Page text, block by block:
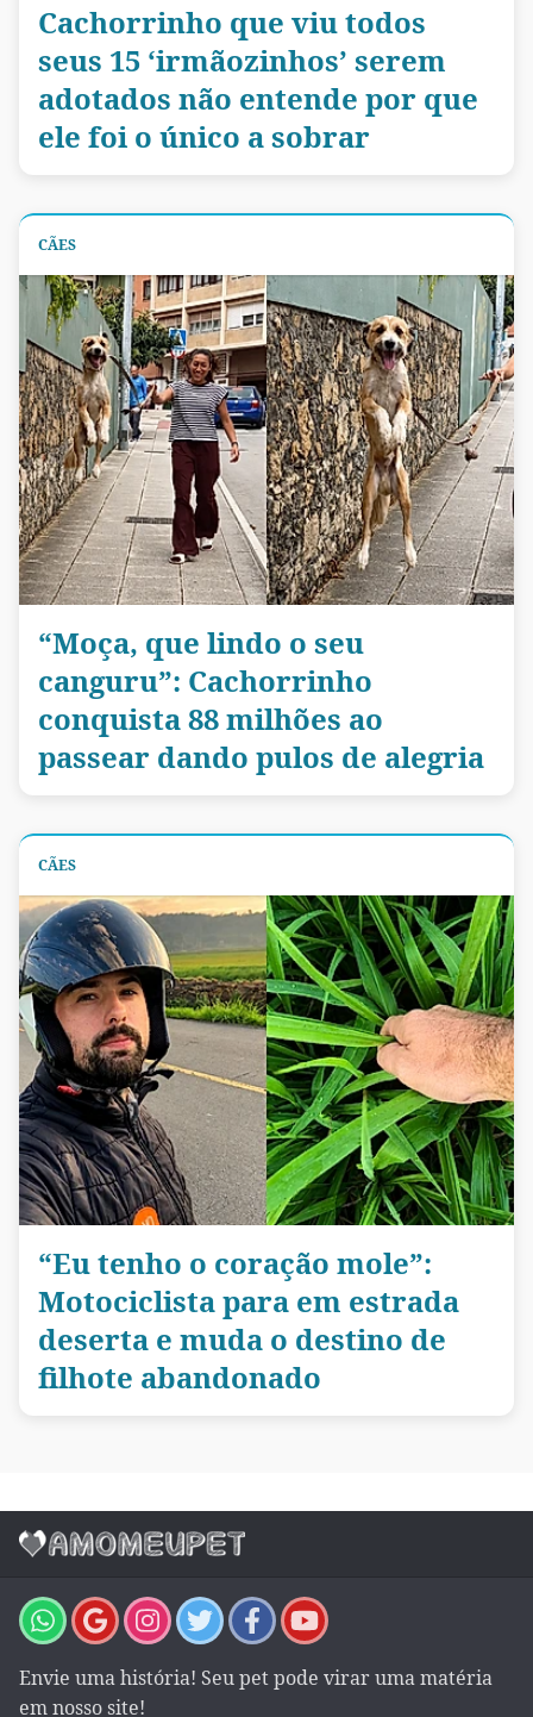
Cachorrinho que viu todos
seus 15 ‘irmãozinhos’ serem
adotados não entende por que
ele foi o único a sobrar
CÃES
“Moça, que lindo o seu
canguru”: Cachorrinho
conquista 88 milhões ao
passear dando pulos de alegria
CÃES
“Eu tenho o coração mole”:
Motociclista para em estrada
deserta e muda o destino de
filhote abandonado
Envie uma história! Seu pet pode virar uma matéria
em nosso site!